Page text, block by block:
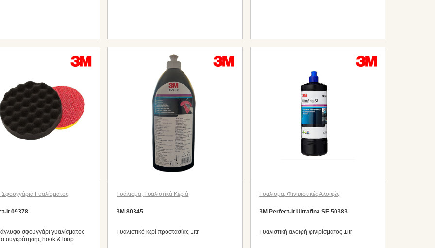
Σφουγγάρια Γυαλίσματος
It 09378
σφουγγάρι γυαλίσματος
συγκράτησης hook & loop
Γυάλισμα Γυαλιστικά Κεριά
3M 80345
Γυαλιστικό κερί προστασίας 1ltr
Γυάλισμα ,Φινιριστικές Αλοιφές
3M Perfect-It Ultrafina SE 50383
Γυαλιστική αλοιφή φινιρίσματος 1ltr